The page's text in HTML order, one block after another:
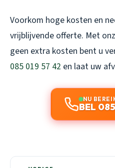
Voorkom hoge kosten en
vrijblijvende offerte. Met
geen extra kosten bent u
085 019 57 42 en laat uw
NU
BEL